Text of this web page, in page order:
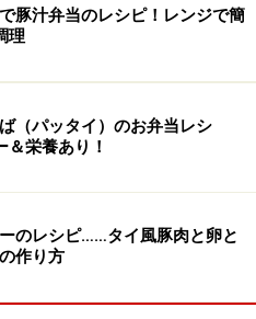
り、酒と醤油（分量外：各
をつけます。
豚汁弁当のレシピ！レンジで簡
理
（パッタイ）のお弁当レシ
栄養あり！
のレシピ……タイ風豚肉と卵と
作り方